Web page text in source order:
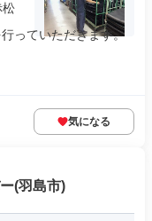
松
っていただきます。
気になる
(羽島市)